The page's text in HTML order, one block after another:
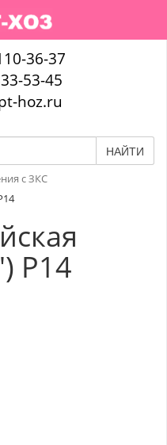
36-37
53-45
hoz.ru
НАЙТИ
с ЗКС
P14